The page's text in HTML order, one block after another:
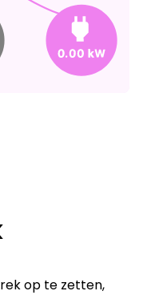
op te zetten,